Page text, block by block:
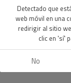
Detectado que
web móvil en una
redirigir al sitio
clic en 'sí'
No